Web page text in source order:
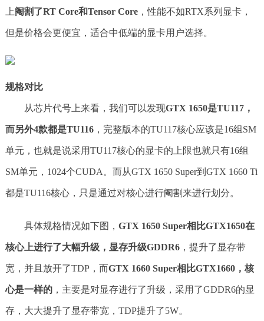
上阉割了RT Core和Tensor Core，性能不如RTX系列显卡，
但是价格会更便宜，适合中低端的显卡用户选择。
规格对比
从芯片代号上来看，我们可以发现GTX 1650是TU117，
而另外4款都是TU116，完整版本的TU117核心应该是16组SM
单元，也就是说采用TU117核心的显卡的上限也就只有16组
SM单元，1024个CUDA。而从GTX 1650 Super到GTX 1660 Ti
都是TU116核心，只是通过对核心进行阉割来进行划分。
具体规格情况如下图， GTX 1650 Super相比GTX1650在
核心上进行了大幅升级，显存升级GDDR6，提升了显存带
宽，并且放开了TDP，而GTX 1660 Super相比GTX1660，核
心是一样的，主要是对显存进行了升级，采用了GDDR6的显
存，大大提升了显存带宽，TDP提升了5W。